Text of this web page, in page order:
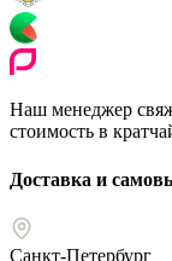
Наш менеджер
стоимость в
Доставка и
Санкт-Петербург